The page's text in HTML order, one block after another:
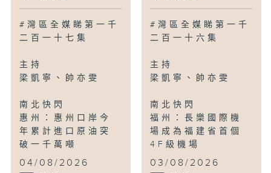
#灣區全媒睇第一千
二百一十七集
主持
梁凱寧、帥亦雯
南北快閃
惠州：惠州口岸今
年累計進口原油突
破一千萬噸
...
04/08/2026
#灣區全媒睇第一千
二百一十六集
主持
梁凱寧、帥亦雯
南北快閃
福州：長樂國際機
場成為福建省首個
4F級機場
...
03/08/2026